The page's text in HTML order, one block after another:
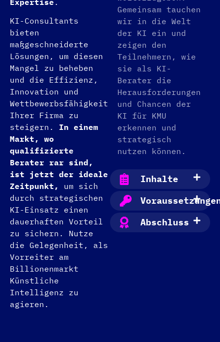
KI-Consultants
bieten
maßgeschneiderte
Lösungen, um diesen
Mangel zu beheben
und die Effizienz,
Innovation und
Wettbewerbsfähigkeit
Ihrer Firma zu
steigern. In einem
Markt, wo
qualifizierte
Berater rar sind,
ist jetzt der ideale
Zeitpunkt,
um sich
durch strategischen
KI-Einsatz einen
dauerhaften Vorteil
zu sichern. Nutze
die Gelegenheit, als
Vorreiter am
Billionenmarkt
Künstliche
Intelligenz zu
agieren.
Gemeinsam tauchen
wir in die Welt
der KI ein und
zeigen den
Teilnehmern, wie
sie als KI-
Berater die
Herausforderungen
und Chancen der
KI für KMU
erkennen und
strategisch
nutzen können.
Inhalte
Abschluss